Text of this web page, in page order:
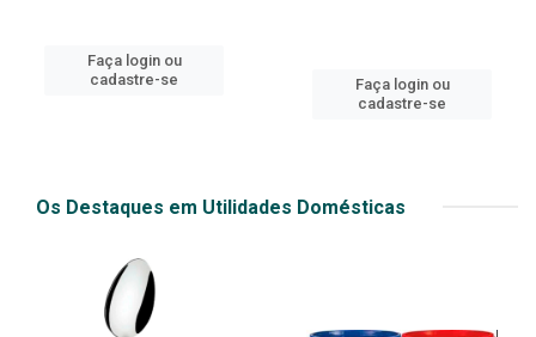
Faça login ou
cadastre-se
Faça login ou
cadastre-se
Os Destaques em Utilidades Domésticas